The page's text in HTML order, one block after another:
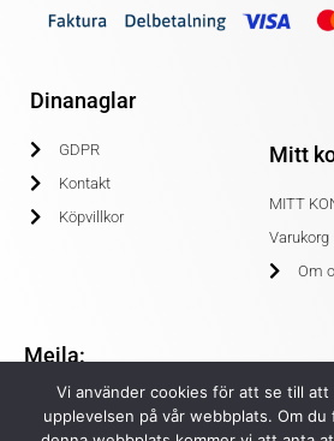
Dinanaglar
GDPR
Kontakt
Köpvillkor
Mitt
MITT
Varukorg
Om
Mejla:
info@dinanaglar.se
Vi använder cookies för att se till
upplevelsen på vår webbplats. Om